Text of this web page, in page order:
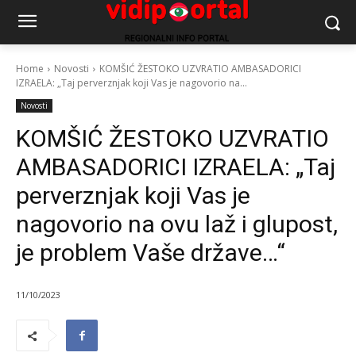
Home Novosti
KOMŠIĆ ŽESTOKO UZVRATIO AMBASADORICI
IZRAELA: „Taj perverznjak koji Vas je nagovorio na...
Novosti
KOMŠIĆ ŽESTOKO UZVRATIO
AMBASADORICI IZRAELA: „Taj
perverznjak koji Vas je
nagovorio na ovu laž i glupost,
je problem Vaše države…“
11/10/2023